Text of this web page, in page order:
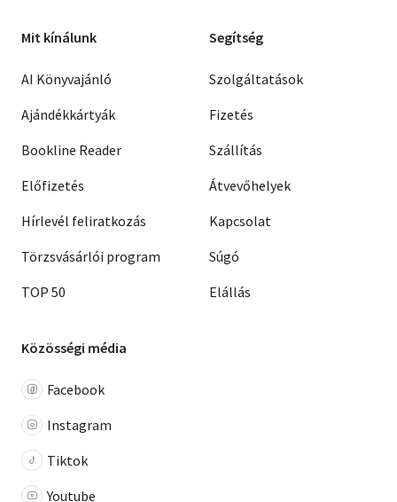
Mit kínálunk
AI Könyvajánló
Ajándékkártyák
Bookline Reader
Előfizetés
Hírlevél feliratkozás
Törzsvásárlói program
TOP 50
Segítség
Szolgáltatások
Fizetés
Szállítás
Átvevőhelyek
Kapcsolat
Súgó
Elállás
Közösségi média
Facebook
Instagram
Tiktok
Youtube